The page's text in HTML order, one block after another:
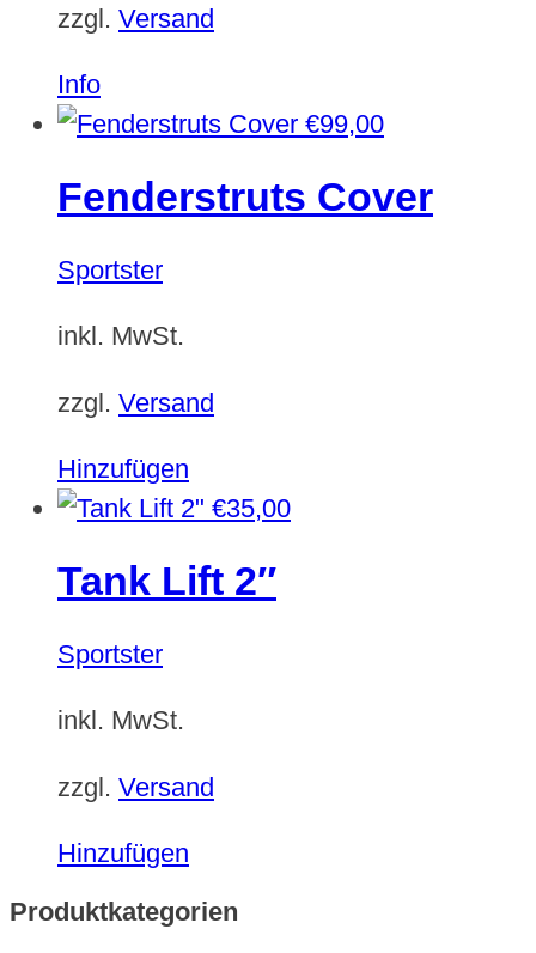
zzgl. Versand
Info
€99,00
Fenderstruts Cover
Sportster
inkl. MwSt.
zzgl. Versand
Hinzufügen
€35,00
Tank Lift 2″
Sportster
inkl. MwSt.
zzgl. Versand
Hinzufügen
Produktkategorien